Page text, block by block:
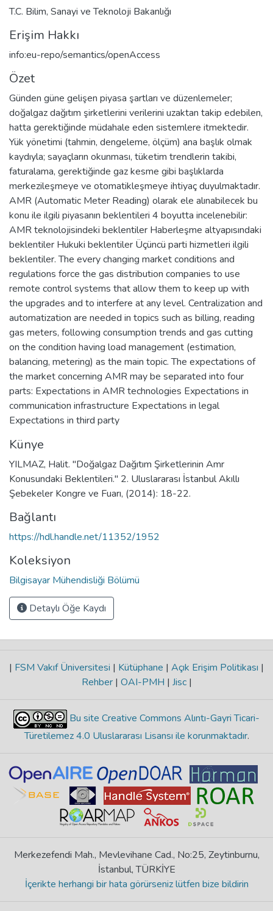
T.C. Bilim, Sanayi ve Teknoloji Bakanlığı
Erişim Hakkı
info:eu-repo/semantics/openAccess
Özet
Günden güne gelişen piyasa şartları ve düzenlemeler;
doğalgaz dağıtım şirketlerini verilerini uzaktan takip edebilen,
hatta gerektiğinde müdahale eden sistemlere itmektedir.
Yük yönetimi (tahmin, dengeleme, ölçüm) ana başlık olmak
kaydıyla; sayaçların okunması, tüketim trendlerin takibi,
faturalama, gerektiğinde gaz kesme gibi başlıklarda
merkezileşmeye ve otomatikleşmeye ihtiyaç duyulmaktadır.
AMR (Automatic Meter Reading) olarak ele alınabilecek bu
konu ile ilgili piyasanın beklentileri 4 boyutta incelenebilir:
AMR teknolojisindeki beklentiler Haberleşme altyapısındaki
beklentiler Hukuki beklentiler Üçüncü parti hizmetleri ilgili
beklentiler. The every changing market conditions and
regulations force the gas distribution companies to use
remote control systems that allow them to keep up with
the upgrades and to interfere at any level. Centralization and
automatization are needed in topics such as billing, reading
gas meters, following consumption trends and gas cutting
on the condition having load management (estimation,
balancing, metering) as the main topic. The expectations of
the market concerning AMR may be separated into four
parts: Expectations in AMR technologies Expectations in
communication infrastructure Expectations in legal
Expectations in third party
Künye
YILMAZ, Halit. "Doğalgaz Dağıtım Şirketlerinin Amr
Konusundaki Beklentileri." 2. Uluslararası İstanbul Akıllı
Şebekeler Kongre ve Fuarı, (2014): 18-22.
Bağlantı
https://hdl.handle.net/11352/1952
Koleksiyon
Bilgisayar Mühendisliği Bölümü
Detaylı Öğe Kaydı
| FSM Vakıf Üniversitesi | Kütüphane | Açık Erişim Politikası |
Rehber | OAI-PMH | Jisc |
Bu site Creative Commons Alıntı-Gayri Ticari-
Türetilemez 4.0 Uluslararası Lisansı ile korunmaktadır.
Merkezefendi Mah., Mevlevihane Cad., No:25, Zeytinburnu,
İstanbul, TÜRKİYE
İçerikte herhangi bir hata görürseniz lütfen bize bildirin